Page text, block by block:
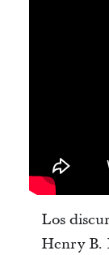
Los
Henry B.